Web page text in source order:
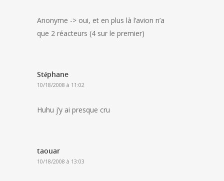
Anonyme -> oui, et en plus là l’avion n’a
que 2 réacteurs (4 sur le premier)
Stéphane
10/18/2008 à 11:02
Huhu j’y ai presque cru
taouar
10/18/2008 à 13:03